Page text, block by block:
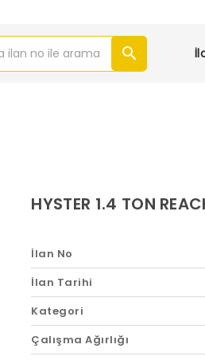
HYSTER 1.4 TON
İlan No
İlan Tarihi
Kategori
Çalışma Ağırlığı